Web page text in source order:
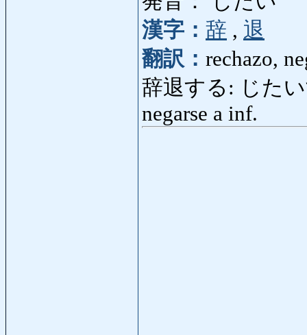
漢字： 辞 , 退
翻訳： rechazo,
辞退する: じたい
negarse a inf.